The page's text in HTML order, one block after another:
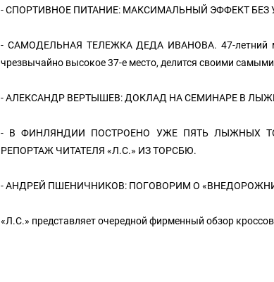
- СПОРТИВНОЕ ПИТАНИЕ: МАКСИМАЛЬНЫЙ ЭФФЕКТ БЕЗ
- САМОДЕЛЬНАЯ ТЕЛЕЖКА ДЕДА ИВАНОВА. 47-летний
чрезвычайно высокое 37-е место, делится своими
- АЛЕКСАНДР ВЕРТЫШЕВ: ДОКЛАД НА СЕМИНАРЕ В
- В ФИНЛЯНДИИ ПОСТРОЕНО УЖЕ ПЯТЬ ЛЫЖНЫХ
РЕПОРТАЖ ЧИТАТЕЛЯ «Л.С.» ИЗ ТОРСБЮ.
- АНДРЕЙ ПШЕНИЧНИКОВ: ПОГОВОРИМ О
«Л.С.» представляет очередной фирменный обзор